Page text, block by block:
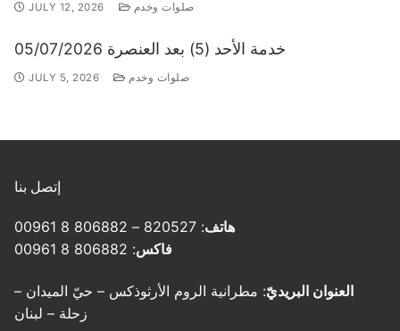
JULY 12, 2026 صلوات وخدم
خدمة الأحد (5) بعد العنصرة 05/07/2026
JULY 5, 2026 صلوات وخدم
إتصل بنا
هاتف: 820527 – 806882 8 00961
فاكس: 806882 8 00961
العنوان البريديّ: مطرانية الروم الأرثوذكس – حيّ الميدان –
زحلة – لبنان